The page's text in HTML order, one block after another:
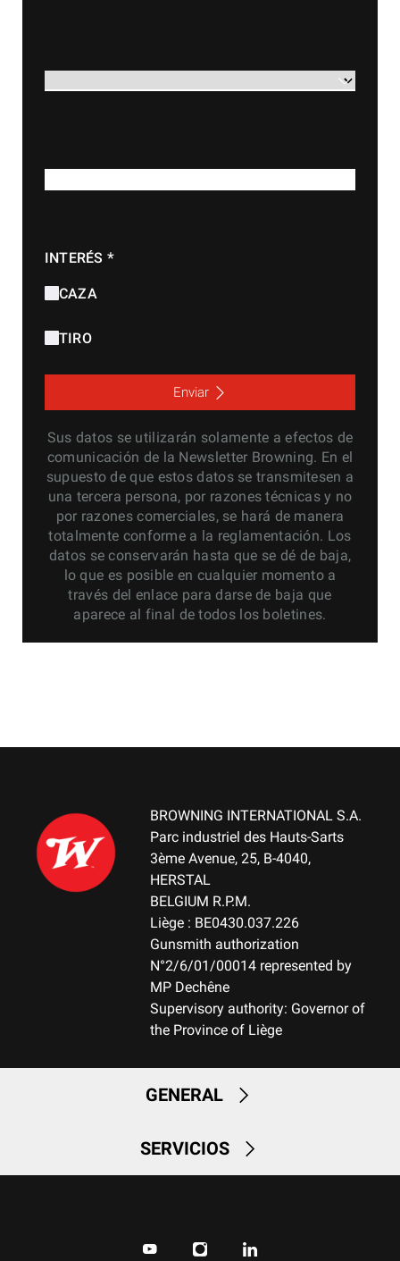
INTERÉS *
CAZA
TIRO
Enviar
Sus datos se utilizarán solamente a efectos de
comunicación de la Newsletter Browning. En el
supuesto de que estos datos se transmitesen a
una tercera persona, por razones técnicas y no
por razones comerciales, se hará de manera
totalmente conforme a la reglamentación. Los
datos se conservarán hasta que se dé de baja,
lo que es posible en cualquier momento a
través del enlace para darse de baja que
aparece al final de todos los boletines.
BROWNING INTERNATIONAL S.A.
Parc industriel des Hauts-Sarts
3ème Avenue, 25, B-4040,
HERSTAL
BELGIUM R.P.M.
Liège : BE0430.037.226
Gunsmith authorization
N°2/6/01/00014 represented by
MP Dechêne
Supervisory authority: Governor of
the Province of Liège
GENERAL
SERVICIOS